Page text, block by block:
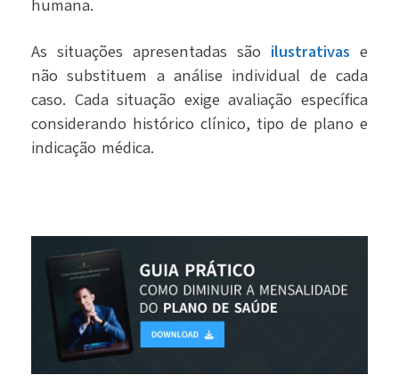
humana.
As situações apresentadas são ilustrativas e
não substituem a análise individual de cada
caso. Cada situação exige avaliação específica
considerando histórico clínico, tipo de plano e
indicação médica.